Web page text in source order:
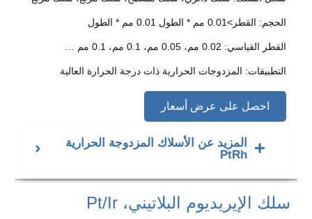
الحجم: القطر>0.01 مم * الطول 0.01 مم * الطول
القطر القياسي: 0.02 مم، 0.05 مم، 0.1 مم، 0.1 مم …
التطبيقات: المزدوجات الحرارية ذات درجة الحرارة العالية
احصل على عرض أسعار
المزيد عن الأسلاك المزدوجة الحرارية
PtRh
سلك الإيريديوم البلاتيني، Pt/Ir